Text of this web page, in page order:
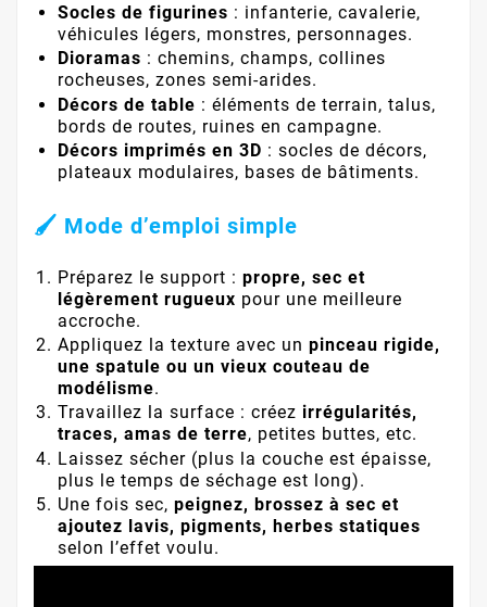
Socles de figurines : infanterie, cavalerie,
véhicules légers, monstres, personnages.
Dioramas : chemins, champs, collines
rocheuses, zones semi-arides.
Décors de table : éléments de terrain, talus,
bords de routes, ruines en campagne.
Décors imprimés en 3D : socles de décors,
plateaux modulaires, bases de bâtiments.
🖌️ Mode d’emploi simple
Préparez le support : propre, sec et
légèrement rugueux pour une meilleure
accroche.
Appliquez la texture avec un pinceau rigide,
une spatule ou un vieux couteau de
modélisme.
Travaillez la surface : créez irrégularités,
traces, amas de terre, petites buttes, etc.
Laissez sécher (plus la couche est épaisse,
plus le temps de séchage est long).
Une fois sec, peignez, brossez à sec et
ajoutez lavis, pigments, herbes statiques
selon l’effet voulu.